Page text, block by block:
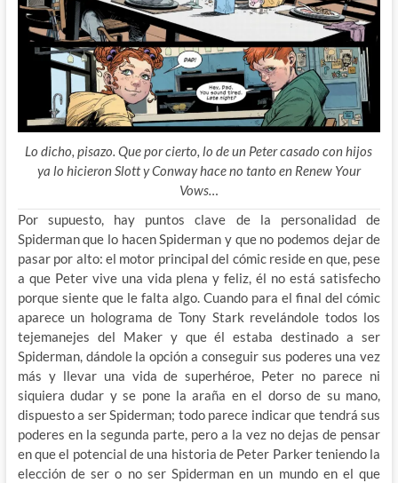
Lo dicho, pisazo. Que por cierto, lo de un Peter casado con hijos
ya lo hicieron Slott y Conway hace no tanto en Renew Your
Vows…
Por supuesto, hay puntos clave de la personalidad de
Spiderman que lo hacen Spiderman y que no podemos dejar de
pasar por alto: el motor principal del cómic reside en que, pese
a que Peter vive una vida plena y feliz, él no está satisfecho
porque siente que le falta algo. Cuando para el final del cómic
aparece un holograma de Tony Stark revelándole todos los
tejemanejes del Maker y que él estaba destinado a ser
Spiderman, dándole la opción a conseguir sus poderes una vez
más y llevar una vida de superhéroe, Peter no parece ni
siquiera dudar y se pone la araña en el dorso de su mano,
dispuesto a ser Spiderman; todo parece indicar que tendrá sus
poderes en la segunda parte, pero a la vez no dejas de pensar
en que el potencial de una historia de Peter Parker teniendo la
elección de ser o no ser Spiderman en un mundo en el que